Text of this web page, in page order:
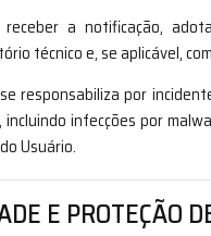
a notificação,
técnico e, se aplicável,
responsabiliza por
incluindo infecções por
Usuário.
E PROTEÇÃO